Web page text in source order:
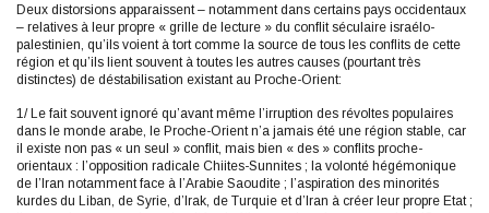
Deux distorsions apparaissent – notamment dans certains pays occidentaux
– relatives à leur propre « grille de lecture » du conflit séculaire israélo-
palestinien, qu’ils voient à tort comme la source de tous les conflits de cette
région et qu’ils lient souvent à toutes les autres causes (pourtant très
distinctes) de déstabilisation existant au Proche-Orient:
1/ Le fait souvent ignoré qu’avant même l’irruption des révoltes populaires
dans le monde arabe, le Proche-Orient n’a jamais été une région stable, car
il existe non pas « un seul » conflit, mais bien « des » conflits proche-
orientaux : l’opposition radicale Chiites-Sunnites ; la volonté hégémonique
de l’Iran notamment face à l’Arabie Saoudite ; l’aspiration des minorités
kurdes du Liban, de Syrie, d’Irak, de Turquie et d’Iran à créer leur propre Etat ;